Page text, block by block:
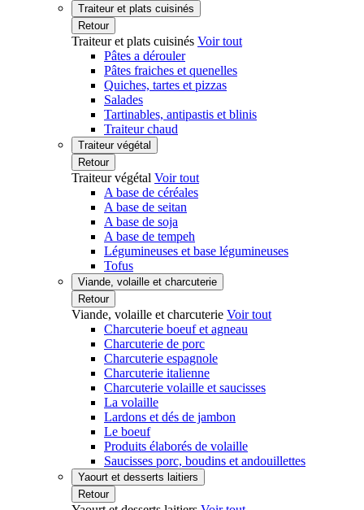
Traiteur et plats cuisinés
Retour
Traiteur et plats cuisinés Voir tout
Pâtes a dérouler
Pâtes fraiches et quenelles
Quiches, tartes et pizzas
Salades
Tartinables, antipastis et blinis
Traiteur chaud
Traiteur végétal
Retour
Traiteur végétal Voir tout
A base de céréales
A base de seitan
A base de soja
A base de tempeh
Légumineuses et base légumineuses
Tofus
Viande, volaille et charcuterie
Retour
Viande, volaille et charcuterie Voir tout
Charcuterie boeuf et agneau
Charcuterie de porc
Charcuterie espagnole
Charcuterie italienne
Charcuterie volaille et saucisses
La volaille
Lardons et dés de jambon
Le boeuf
Produits élaborés de volaille
Saucisses porc, boudins et andouillettes
Yaourt et desserts laitiers
Retour